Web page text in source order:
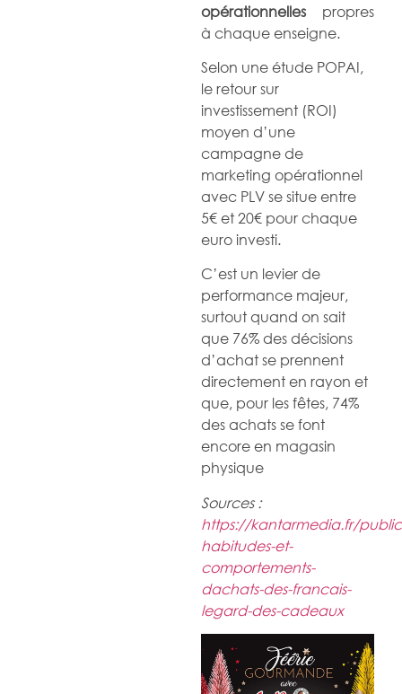
opérationnelles propres
à chaque enseigne.
Selon une étude POPAI,
le retour sur
investissement (ROI)
moyen d’une
campagne de
marketing opérationnel
avec PLV se situe entre
5€ et 20€ pour chaque
euro investi.
C’est un levier de
performance majeur,
surtout quand on sait
que 76% des décisions
d’achat se prennent
directement en rayon et
que, pour les fêtes, 74%
des achats se font
encore en magasin
physique
Sources :
https://kantarmedia.fr/
habitudes-et-
comportements-
dachats-des-francais-
legard-des-cadeaux